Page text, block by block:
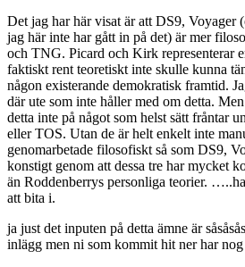
Det jag har här visat är att DS9, Voyager
jag här inte har gått in på det) är mer
och TNG. Picard och Kirk representerar
faktiskt rent teoretiskt inte skulle kunna
någon existerande demokratisk framtid.
där ute som inte håller med om detta.
detta inte på något som helst sätt fråntar
eller TOS. Utan de är helt enkelt inte
genomarbetade filosofiskt så som DS9,
konstigt genom att dessa tre har mycket
än Roddenberrys personliga teorier.
att bita i.
ja just det inputen på detta ämne är
inlägg men ni som kommit hit ner har nog